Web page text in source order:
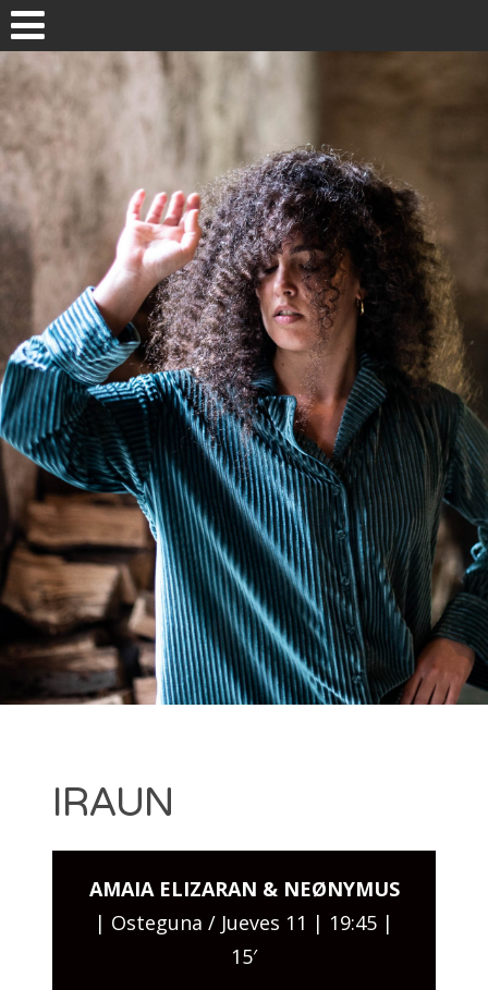
2026 EGITARAUA / PROGRAMA
MAPA / GUNEAK
AURREO EDIZIOAK / EDICIONES ANTERIORES
· EDICIÓN 2025 EDIZIOA
· EDICIÓN 2024 EDIZIOA
· EDICIÓN 2023 EDIZIOA
· EDICIÓN 2022 EDIZIOA
· EDICIÓN 2021 EDIZIOA
· EDICIÓN 2020 EDIZIOA
· EDICIÓN 2019 EDIZIOA
Search for:
Skip to content
Pasaiako
Dantza
Festibala
IRAUN
AMAIA ELIZARAN & NEØNYMUS
| Osteguna / Jueves 11 | 19:45 |
15′